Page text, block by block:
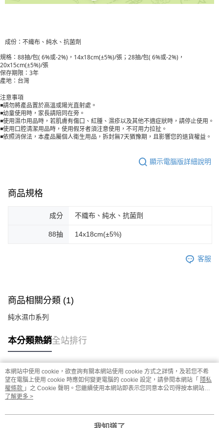
成份：不織布、純水、抗菌劑
規格：88抽/包( 6%或-2%)，14x18cm(±5%)/張； 28抽/包( 6%或-2%)，
20x15cm(±5%)/張
保存期限：3年
產地：台灣
注意事項
◾️請勿將產品置於高溫或陽光直射處。
◾️幼童使用時，家長請陪同在旁。
◾️使用濕巾用品時，若肌膚有傷口、紅腫、濕疹以及其他不適症狀時，請停止使用。
◾️使用口腔清潔用品時，使用假牙者須注意使用，不可用力拉扯。
◾️依照消保法，本產品屬個人衛生用品，拆封無7天猶豫期，且影響您的退貨權益。
顯示電腦版詳細說明
商品規格
成分 不織布、純水、抗菌劑
88抽 14x18cm(±5%)
客服
商品相關分類 (1)
純水濕巾系列
本分類熱銷全站排行
熱門標籤
本網站中使用 cookie，欲查詢有關本網站使用 cookie 方式之詳情，及若您不希
望在電腦上使用 cookie 時應如何變更電腦的 cookie 設定，請參閱本網站「 隱私
權條款 」之 Cookie 聲明。您繼續使用本網站即表示您同意本公司得按本網站使
用條款之 Cookie 聲明使用 cookie。
了解更多 >